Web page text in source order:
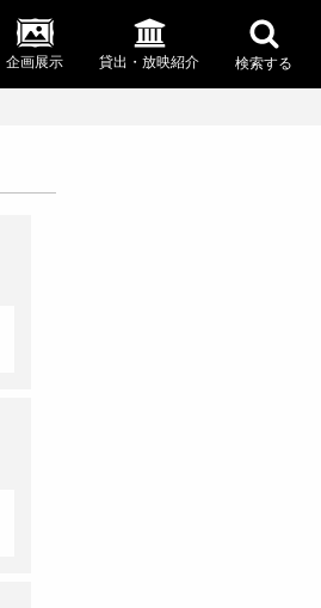
企画展示 貸出・放映紹介 検索する